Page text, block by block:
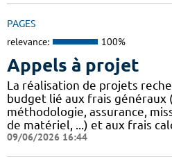
PAGES
relevance: 100%
Appels à projet
La réalisation de projets
budget lié aux frais généraux
méthodologie, assurance,
de matériel, ...) et aux frais
09/06/2026 16:44